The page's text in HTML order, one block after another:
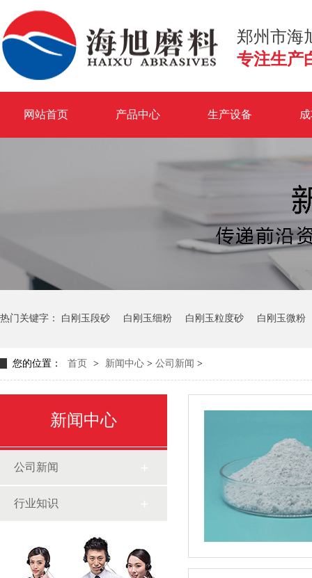
郑州市海
专注生产
网站首页 产品中心 生产设备
热门关键字： 白刚玉段砂 白刚玉细粉 白刚玉粒度砂 白刚玉微粉
您的位置： 首页 > 新闻中心 > 公司新闻 >
新闻中心
公司新闻
行业知识